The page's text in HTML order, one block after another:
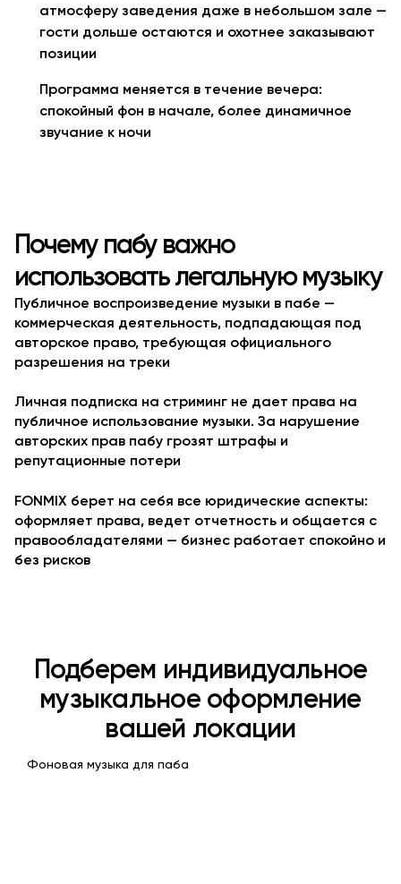
атмосферу заведения даже в небольшом зале —
гости дольше остаются и охотнее заказывают
позиции
Программа меняется в течение вечера:
спокойный фон в начале, более динамичное
звучание к ночи
Почему пабу важно
использовать легальную музыку
Публичное воспроизведение музыки в пабе —
коммерческая деятельность, подпадающая под
авторское право, требующая официального
разрешения на треки
Личная подписка на стриминг не дает права на
публичное использование музыки. За нарушение
авторских прав пабу грозят штрафы и
репутационные потери
FONMIX берет на себя все юридические аспекты:
оформляет права, ведет отчетность и общается с
правообладателями — бизнес работает спокойно и
без рисков
Подберем индивидуальное
музыкальное оформление
вашей локации
Фоновая музыка для паба